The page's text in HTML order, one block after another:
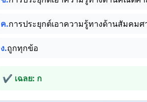
ค.การประยุกต์เอาความรู้ทางด้านสัมคม
ง.ถูกทุกข้อ
✔ เฉลย: ก